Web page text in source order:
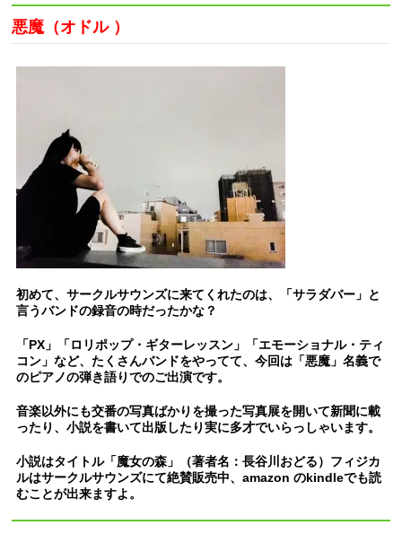
悪魔（オドル ）
初めて、サークルサウンズに来てくれたのは、「サラダバー」と
言うバンドの録音の時だったかな？
「PX」「ロリポップ・ギターレッスン」「エモーショナル・ティ
コン」など、たくさんバンドをやってて、今回は「悪魔」名義で
のピアノの弾き語りでのご出演です。
音楽以外にも交番の写真ばかりを撮った写真展を開いて新聞に載
ったり、小説を書いて出版したり実に多才でいらっしゃいます。
小説はタイトル「魔女の森」（著者名：長谷川おどる）フィジカ
ルはサークルサウンズにて絶賛販売中、amazon のkindleでも読
むことが出来ますよ。